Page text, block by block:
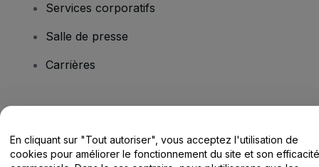
Services corporatifs
Salle de presse
Carrières
Centre d'assistance / Nous contacter
En cliquant sur "Tout autoriser", vous acceptez l'utilisation de
cookies pour améliorer le fonctionnement du site et son efficacité